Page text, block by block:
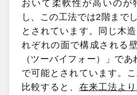
おいて柔軟性が高いのが
し、この工法では2階まで
とされています。同じ木
れぞれの面で構成される
（ツーバイフォー）」であ
で可能とされています。
比較すると、 在来工法よ